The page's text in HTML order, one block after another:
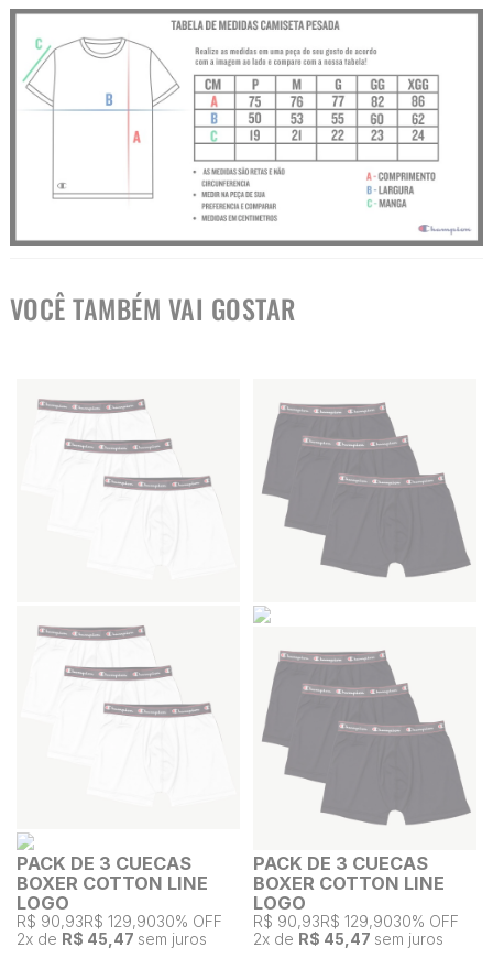
VOCÊ TAMBÉM VAI GOSTAR
PACK DE 3 CUECAS
BOXER COTTON LINE
LOGO
R$ 90,93R$ 129,9030% OFF
2x de R$ 45,47 sem juros
PACK DE 3 CUECAS
BOXER COTTON LINE
LOGO
R$ 90,93R$ 129,9030% OFF
2x de R$ 45,47 sem juros